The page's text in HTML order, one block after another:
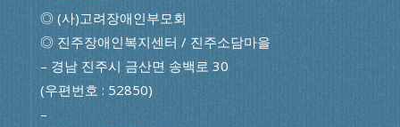
◎ (사)고려장애인부모회
◎ 진주장애인복지센터 / 진주소담마을
– 경남 진주시 금산면 송백로 30
(우편번호 : 52850)
–